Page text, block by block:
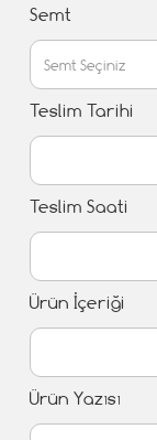
Semt
Teslim Tarihi
Teslim Saati
Ürün İçeriği
Ürün Yazısı